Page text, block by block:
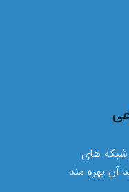
های
آن بهره مند